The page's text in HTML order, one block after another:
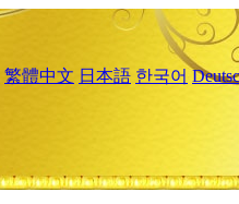
繁體中文 日本語 한국어